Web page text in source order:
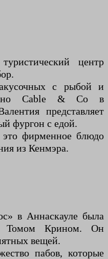
центр
с рыбой и
но Cable & Co в
представляет
фургон с едой.
фирменное блюдо
из Кенмэра.
в Аннаскауле была
Томом Крином. Он
вещей.
пабов, которые